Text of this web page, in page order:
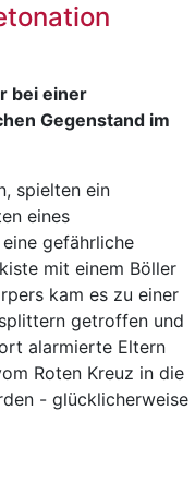
bei einer
Gegenstand im
spielten ein
eines
gefährliche
mit einem Böller
kam es zu einer
getroffen und
alarmierte Eltern
Roten Kreuz in die
- glücklicherweise